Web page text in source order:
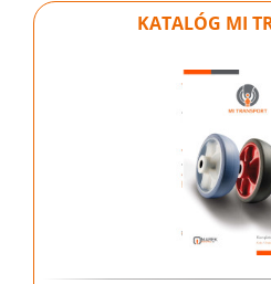
KATALÓG MI